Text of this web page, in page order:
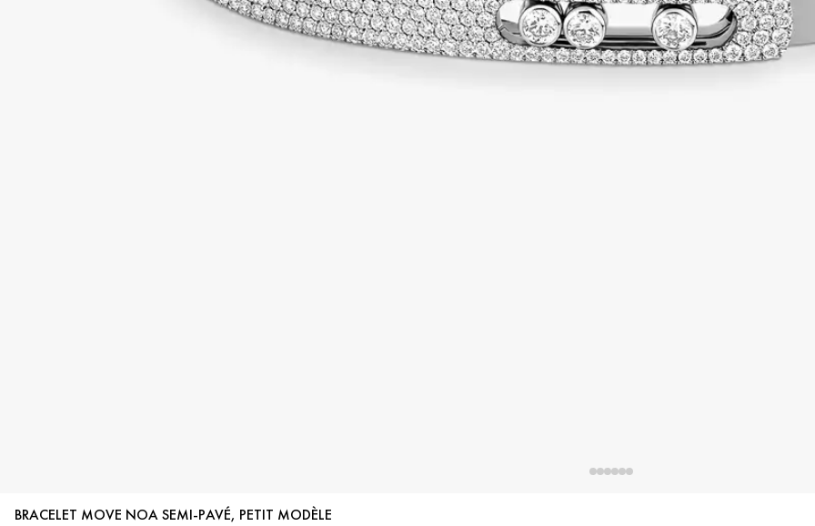
BRACELET MOVE NOA SEMI-PAVÉ, PETIT MODÈLE